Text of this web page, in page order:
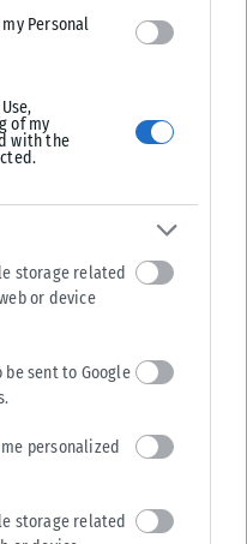
Personal
of my
with the
storage related
or device
sent to Google
personalized
storage related
δικαιούχων του
του ΛΑΕ-ΟΠΕΚΑ προς
Παρασκευή 7 Αυγούστου,